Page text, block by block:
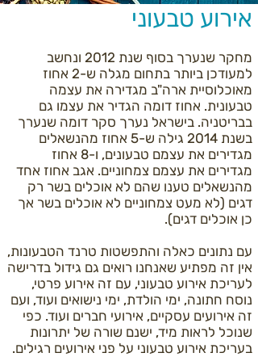
אירוע טבעוני
מחקר שנערך בסוף שנת 2012 ונחשב
למעודכן ביותר בתחום מגלה ש-2 אחוז
מאוכלוסיית ארה"ב מגדירה את עצמה
טבעונית. אחוז דומה הגדיר את עצמו גם
בבריטניה. בישראל נערך סקר דומה שנערך
בשנת 2014 גילה ש-5 אחוז מהנשאלים
מגדירים את עצמם טבעונים, ו-8 אחוז
מגדירים את עצמם צמחוניים. אגב אחוז אחד
מהנשאלים טענו שהם לא אוכלים בשר רק
דגים (לא מעט צמחוניים לא אוכלים בשר אך
כן אוכלים דגים).
עם נתונים כאלה והתפשטות טרנד הטבעונות,
אין זה מפתיע שאנחנו רואים גם גידול בדרישה
לעריכת אירוע טבעוני, עם זה אירוע פרטי,
נוסח חתונה, ימי הולדת, ימי נישואים ועוד, ועם
זה אירועים עסקיים, אירועי חברים ועוד. כפי
שנוכל לראות מיד, ישנם שורה של יתרונות
בעריכת אירוע טבעוני על פני אירועים רגילים.